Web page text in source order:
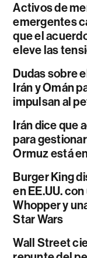
Activos de
emergentes
que el
eleve las
Dudas sobre
Irán y Omán
impulsan al
Irán dice que
para
Ormuz está
Burger King
en EE.UU.
Whopper y
Star Wars
Wall Street